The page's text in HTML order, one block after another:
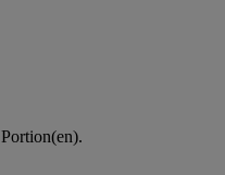
Portion(en).